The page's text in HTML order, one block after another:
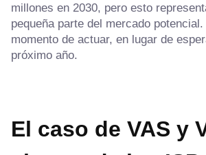
millones en 2030, pero esto
pequeña parte del mercado
momento de actuar, en lugar de
próximo año.
El caso de VAS y